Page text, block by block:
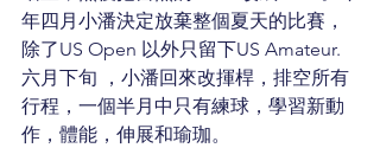
年四月小潘決定放棄整個夏天的比賽，
除了US Open 以外只留下US Amateur.
六月下旬 ，小潘回來改揮桿，排空所有
行程，一個半月中只有練球，學習新動
作，體能，伸展和瑜珈。